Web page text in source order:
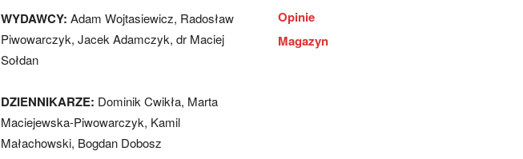
WYDAWCY: Adam Wojtasiewicz, Radosław
Piwowarczyk, Jacek Adamczyk, dr Maciej
Sołdan
DZIENNIKARZE: Dominik Cwikła, Marta
Maciejewska-Piwowarczyk, Kamil
Małachowski, Bogdan Dobosz
Opinie
Magazyn